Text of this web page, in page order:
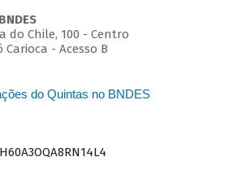
do Chile, 100 - Centro
- Acesso B
do Quintas no BNDES